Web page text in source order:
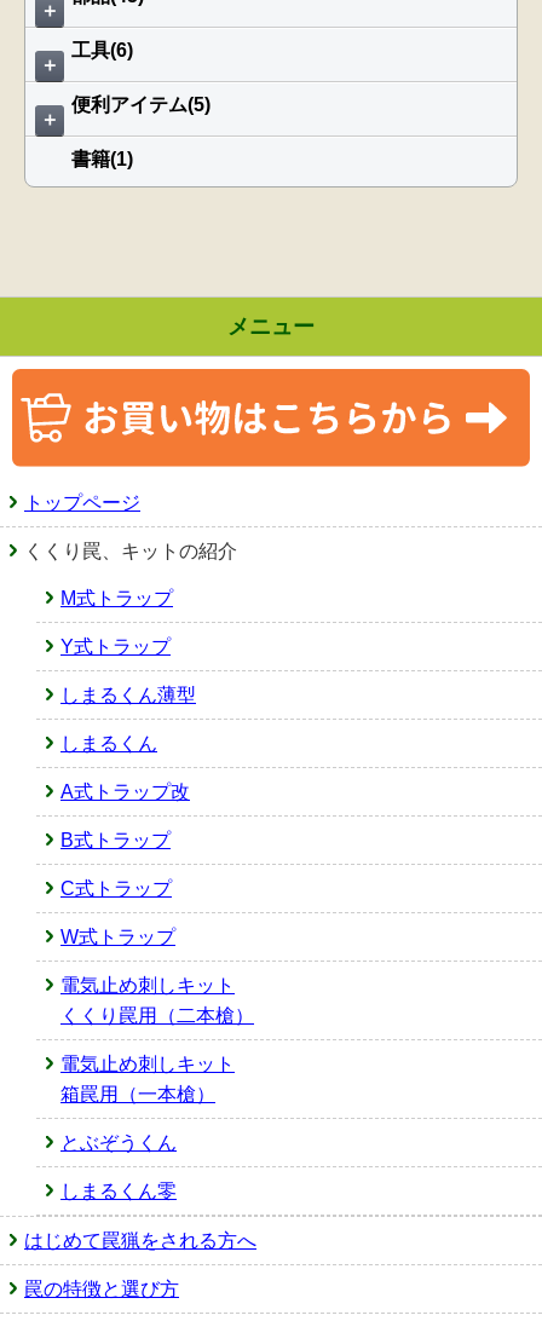
＋
＋
工具(6)
＋
便利アイテム(5)
書籍(1)
メニュー
トップページ
くくり罠、キットの紹介
M式トラップ
Y式トラップ
しまるくん薄型
しまるくん
A式トラップ改
B式トラップ
C式トラップ
W式トラップ
電気止め刺しキット
くくり罠用（二本槍）
電気止め刺しキット
箱罠用（一本槍）
とぶぞうくん
しまるくん零
はじめて罠猟をされる方へ
罠の特徴と選び方